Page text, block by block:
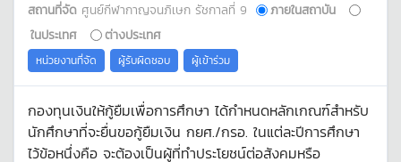
สถานที่จัด ศูนย์กีฬากาญจนภิเษก รัชกาลที่ 9
ภายในสถาบัน
ในประเทศ
ต่างประเทศ
หน่วยงานที่จัด ผู้รับผิดชอบ ผู้เข้าร่วม
กองทุนเงินให้กู้ยืมเพื่อการศึกษา ได้กำหนดหลักเกณฑ์สำหรับ
นักศึกษาที่จะยื่นขอกู้ยืมเงิน กยศ./กรอ. ในแต่ละปีการศึกษา
ไว้ข้อหนึ่งคือ จะต้องเป็นผู้ที่ทำประโยชน์ต่อสังคมหรือ